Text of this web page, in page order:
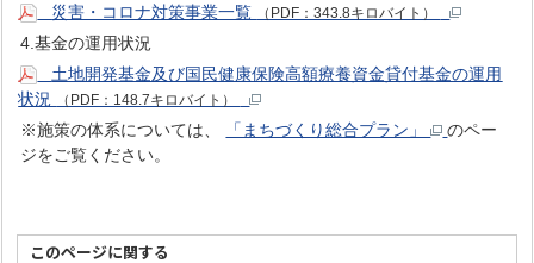
災害・コロナ対策事業一覧
（PDF：343.8キロバイト）
4.基金の運用状況
土地開発基金及び国民健康保険高額療養資金貸付基金の運用
状況
（PDF：148.7キロバイト）
※施策の体系については、 「まちづくり総合プラン」
のペー
ジをご覧ください。
このページに関する